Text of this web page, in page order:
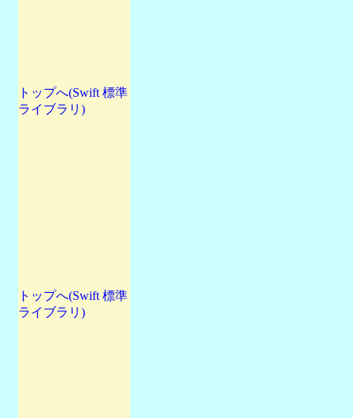
トップへ(Swift 標準
ライブラリ)
トップへ(Swift 標準
ライブラリ)